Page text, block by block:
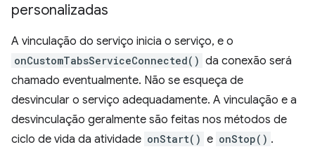
personalizadas
A vinculação do serviço inicia o serviço, e o
onCustomTabsServiceConnected() da conexão será
chamado eventualmente. Não se esqueça de
desvincular o serviço adequadamente. A vinculação e a
desvinculação geralmente são feitas nos métodos de
ciclo de vida da atividade onStart() e onStop() .